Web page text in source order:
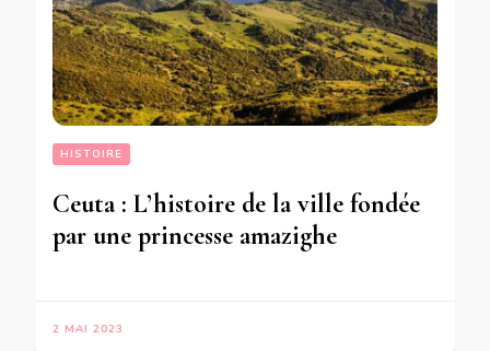
HISTOIRE
Ceuta : L’histoire de la ville fondée
par une princesse amazighe
2 MAI 2023